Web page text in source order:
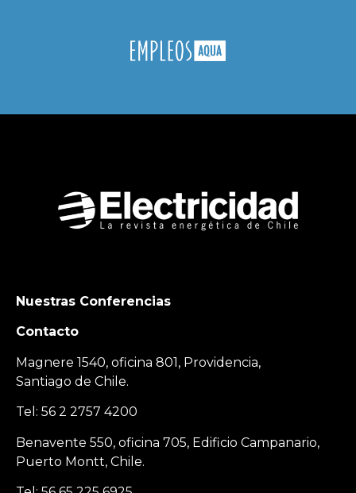
Nuestras Conferencias
Contacto
Magnere 1540, oficina 801, Providencia,
Santiago de Chile.
Tel: 56 2 2757 4200
Benavente 550, oficina 705, Edificio Campanario,
Puerto Montt, Chile.